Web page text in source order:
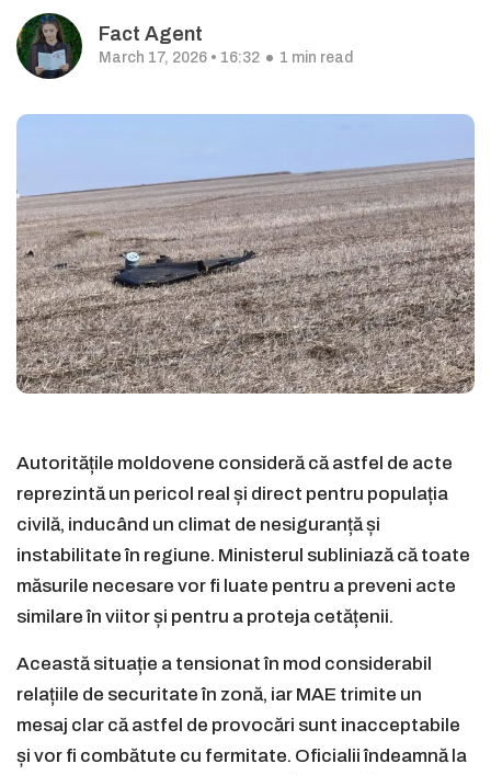
Fact Agent
March 17, 2026 • 16:32 1 min read
Autoritățile moldovene consideră că astfel de acte
reprezintă un pericol real și direct pentru populația
civilă, inducând un climat de nesiguranță și
instabilitate în regiune. Ministerul subliniază că toate
măsurile necesare vor fi luate pentru a preveni acte
similare în viitor și pentru a proteja cetățenii.
Această situație a tensionat în mod considerabil
relațiile de securitate în zonă, iar MAE trimite un
mesaj clar că astfel de provocări sunt inacceptabile
și vor fi combătute cu fermitate. Oficialii îndeamnă la